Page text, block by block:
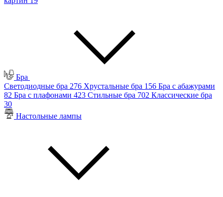
Бра
Светодиодные бра 276 Хрустальные бра 156 Бра с абажурами
82 Бра с плафонами 423 Стильные бра 702 Классические бра
30
Настольные лампы